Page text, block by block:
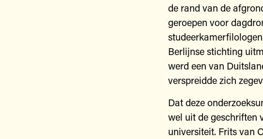
de rand van de
geroepen voor
Berlijnse stichting
werd een van
verspreidde zich
Dat deze
wel uit de geschriften
universiteit. Frits van